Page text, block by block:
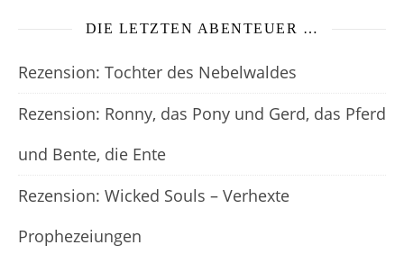
DIE LETZTEN ABENTEUER …
Rezension: Tochter des Nebelwaldes
Rezension: Ronny, das Pony und Gerd, das Pferd
und Bente, die Ente
Rezension: Wicked Souls – Verhexte
Prophezeiungen